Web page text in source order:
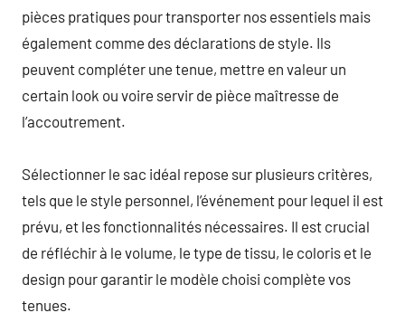
pièces pratiques pour transporter nos essentiels mais
également comme des déclarations de style. Ils
peuvent compléter une tenue, mettre en valeur un
certain look ou voire servir de pièce maîtresse de
l’accoutrement.
Sélectionner le sac idéal repose sur plusieurs critères,
tels que le style personnel, l’événement pour lequel il est
prévu, et les fonctionnalités nécessaires. Il est crucial
de réfléchir à le volume, le type de tissu, le coloris et le
design pour garantir le modèle choisi complète vos
tenues.